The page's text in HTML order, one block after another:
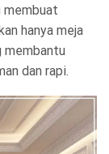
hanya meja
membantu
dan rapi.